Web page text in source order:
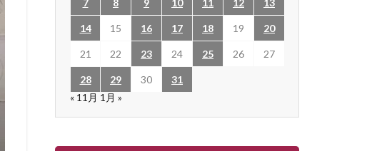
7 8 9 10 11 12 13
14 15 16 17 18 19 20
21 22 23 24 25 26 27
28 29 30
31
« 11月 1月 »